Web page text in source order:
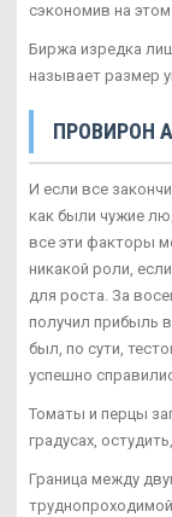
сэкономив на
Биржа изредка
называет размер
ПРОВИРОН
И если все
как были чужие
все эти факторы
никакой роли,
для роста. За
получил прибыль
был, по сути,
успешно
Томаты и перцы
градусах,
Граница между